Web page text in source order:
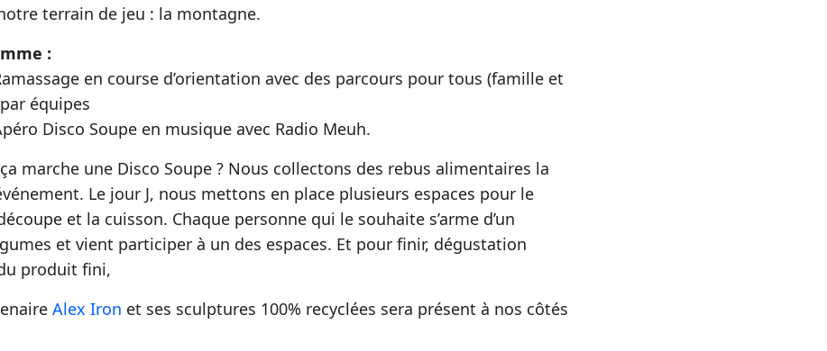
terrain de jeu : la montagne.
:
en course d’orientation avec des parcours pour tous (famille et
équipes
Disco Soupe en musique avec Radio Meuh.
marche une Disco Soupe ? Nous collectons des rebus alimentaires la
Le jour J, nous mettons en place plusieurs espaces pour le
et la cuisson. Chaque personne qui le souhaite s’arme d’un
et vient participer à un des espaces. Et pour finir, dégustation
produit fini,
Alex Iron et ses sculptures 100% recyclées sera présent à nos côtés